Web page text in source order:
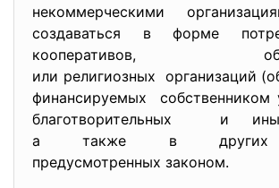
некоммерческими
создаваться в форме
кооперативов,
или религиозных организаций
финансируемых собственником
благотворительных и
а также в других
предусмотренных законом.